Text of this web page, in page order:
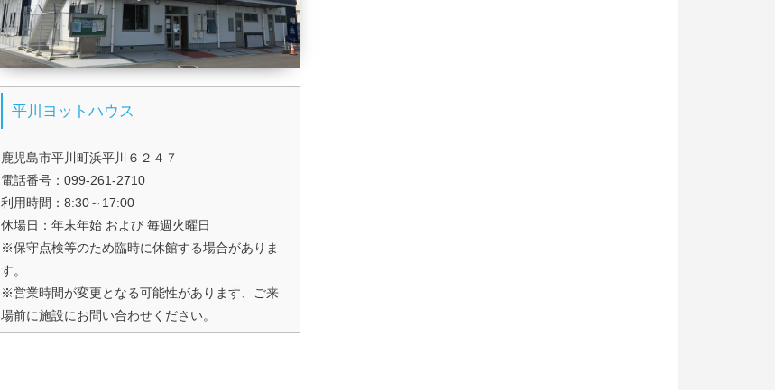
平川ヨットハウス
鹿児島市平川町浜平川６２４７
電話番号：099-261-2710
利用時間：8:30～17:00
休場日：年末年始 および 毎週火曜日
※保守点検等のため臨時に休館する場合がありま
す。
※営業時間が変更となる可能性があります、ご来
場前に施設にお問い合わせください。